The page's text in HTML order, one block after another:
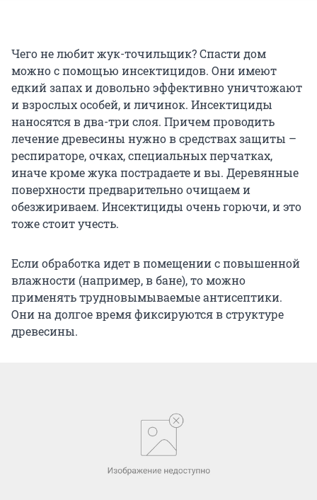
Чего не любит жук-точильщик? Спасти дом
можно с помощью инсектицидов. Они имеют
едкий запах и довольно эффективно уничтожают
и взрослых особей, и личинок. Инсектициды
наносятся в два-три слоя. Причем проводить
лечение древесины нужно в средствах защиты –
респираторе, очках, специальных перчатках,
иначе кроме жука пострадаете и вы. Деревянные
поверхности предварительно очищаем и
обезжириваем. Инсектициды очень горючи, и это
тоже стоит учесть.
Если обработка идет в помещении с повышенной
влажности (например, в бане), то можно
применять трудновымываемые антисептики.
Они на долгое время фиксируются в структуре
древесины.